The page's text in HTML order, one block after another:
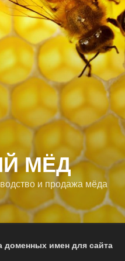
МЁД
и продажа мёда
доменных имен для сайта